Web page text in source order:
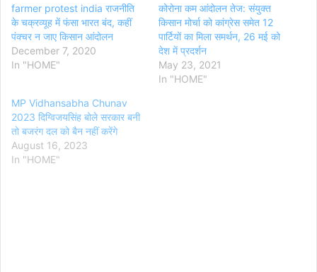
farmer protest india राजनीति
के चक्रव्यूह में फंसा भारत बंद, कहीं
पंक्चर न जाए किसान आंदोलन
December 7, 2020
In "HOME"
कोरोना कम आंदोलन तेज: संयुक्त
किसान मोर्चा को कांग्रेस समेत 12
पार्टियों का मिला समर्थन, 26 मई को
देश में प्रदर्शन
May 23, 2021
In "HOME"
MP Vidhansabha Chunav
2023 दिग्विजयसिंह बोले सरकार बनी
तो बजरंग दल को बैन नहीं करेंगे
August 16, 2023
In "HOME"